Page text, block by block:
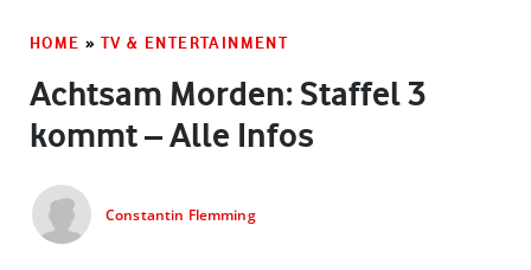
HOME » TV & ENTERTAINMENT
Achtsam Morden: Staffel 3
kommt – Alle Infos
Constantin Flemming